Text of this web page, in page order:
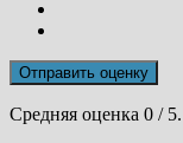
Отправить оценку
Средняя оценка 0 /